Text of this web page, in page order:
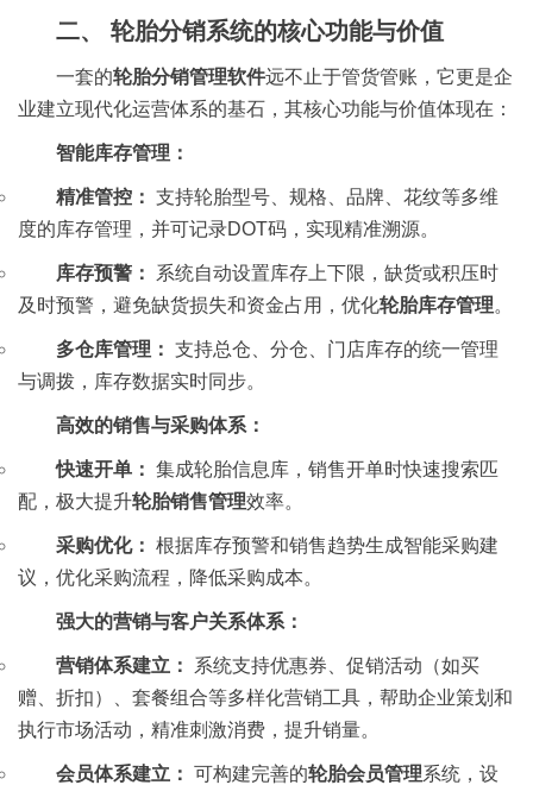
二、 轮胎分销系统的核心功能与价值
一套的轮胎分销管理软件远不止于管货管账，它更是企
业建立现代化运营体系的基石，其核心功能与价值体现在：
智能库存管理：
精准管控： 支持轮胎型号、规格、品牌、花纹等多维
度的库存管理，并可记录DOT码，实现精准溯源。
库存预警：
系统自动设置库存上下限，缺货或积压时
及时预警，避免缺货损失和资金占用，优化轮胎库存管理。
多仓库管理： 支持总仓、分仓、门店库存的统一管理
与调拨，库存数据实时同步。
高效的销售与采购体系：
快速开单： 集成轮胎信息库，销售开单时快速搜索匹
配，极大提升轮胎销售管理效率。
采购优化： 根据库存预警和销售趋势生成智能采购建
议，优化采购流程，降低采购成本。
强大的营销与客户关系体系：
营销体系建立：
系统支持优惠券、促销活动（如买
赠、折扣）、套餐组合等多样化营销工具，帮助企业策划和
执行市场活动，精准刺激消费，提升销量。
会员体系建立： 可构建完善的轮胎会员管理系统，设